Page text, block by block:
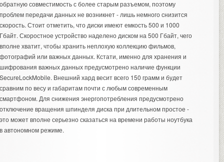
совместимость с более старым разъемом, поэтому
передачи данных не возникнет - лишь немного снизится
Стоит отметить, что диски имеют емкость 500 и 1000
Скоростное устройство наделено диском на 500 Гбайт, чего
хватит, чтобы хранить неплохую коллекцию фильмов,
или важных данных. Кстати, именно для хранения и
важных данных предусмотрено наличие функции
Внешний хард весит всего 150 грамм и будет
по весу и габаритам почти с любым современным
Для снижения энергопотребления предусмотрено
вращения шпинделя диска при длительном простое -
может вполне серьезно сказаться на времени работы ноутбука
автономном режиме.